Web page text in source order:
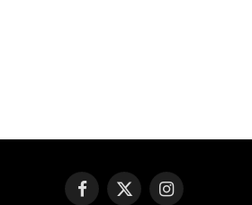
Facebook
X
Instagram